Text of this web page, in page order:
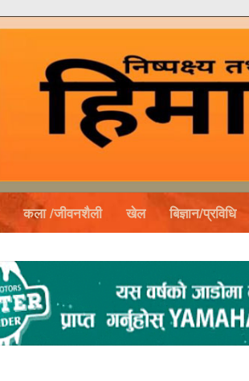
कला /जीवनशैली खेल बिज्ञान/प्रविधि